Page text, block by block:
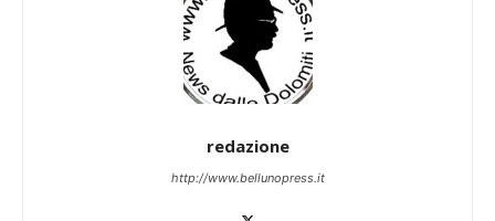
redazione
http://www.bellunopress.it